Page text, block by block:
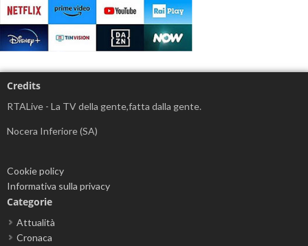
Credits
RTALive - La TV della gente,fatta dalla gente.
Nocera Inferiore (SA)
Cookie policy
Informativa sulla privacy
Categorie
Attualità
Cronaca